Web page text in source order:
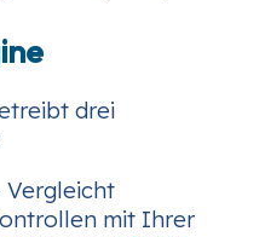
drei
Vergleicht
mit Ihrer